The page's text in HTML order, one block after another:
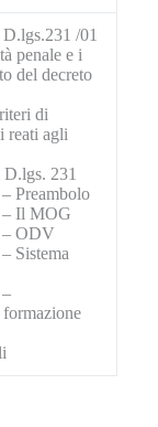
/01
penale e i
del decreto
di
reati agli
231
Preambolo
Il MOG
ODV
Sistema